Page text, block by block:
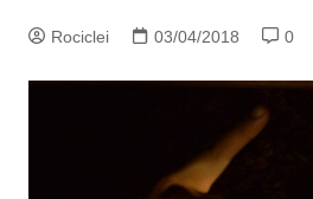
Rociclei 03/04/2018 0